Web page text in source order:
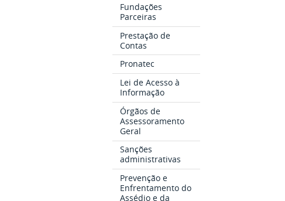
Fundações
Parceiras
Prestação de
Contas
Pronatec
Lei de Acesso à
Informação
Órgãos de
Assessoramento
Geral
Sanções
administrativas
Prevenção e
Enfrentamento do
Assédio e da